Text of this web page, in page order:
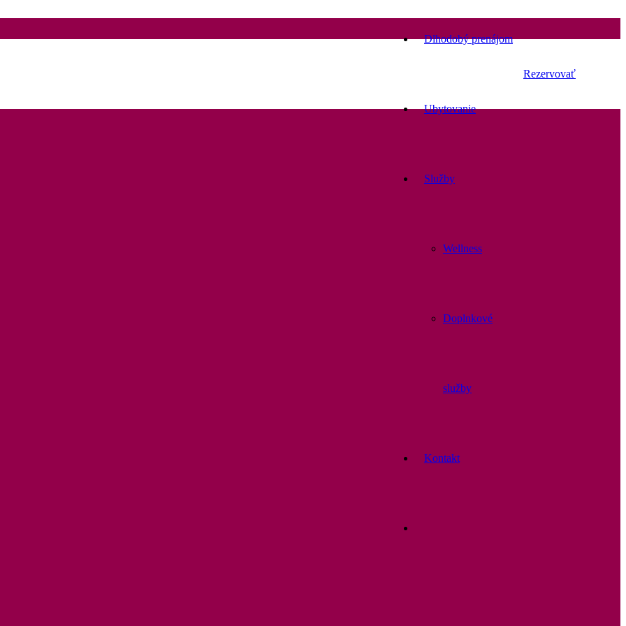
Dlhodobý prenájom
Ubytovanie
Služby
Wellness
Doplnkové
služby
Kontakt
Rezervovať